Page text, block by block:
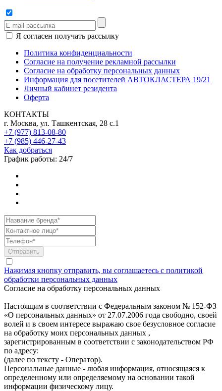
Я согласен получать рассылку
Политика конфиденциальности
Согласие на получение рекламной рассылки
Согласие на обработку персональных данных
Информация для посетителей АВТОКЛАСТЕРА 19/21
Личный кабинет резидента
Оферта
КОНТАКТЫ
г. Москва, ул. Ташкентская, 28 с.1
+7 (977) 813-08-80
+7 (985) 446-27-43
Как добраться
График работы: 24/7
Нажимая кнопку отправить, вы соглашаетесь с политикой
обработки персональных данных
Согласие на обработку персональных данных
Настоящим в соответствии с Федеральным законом № 152-ФЗ
«О персональных данных» от 27.07.2006 года свободно, своей
волей и в своем интересе выражаю свое безусловное согласие
на обработку моих персональных данных ,
зарегистрированным в соответствии с законодательством РФ
по адресу:
(далее по тексту - Оператор).
Персональные данные - любая информация, относящаяся к
определенному или определяемому на основании такой
информации физическому лицу.